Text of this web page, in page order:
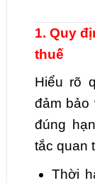
1. Quy
thuế
Hiểu rõ
đảm bảo
đúng
tắc quan
Thời